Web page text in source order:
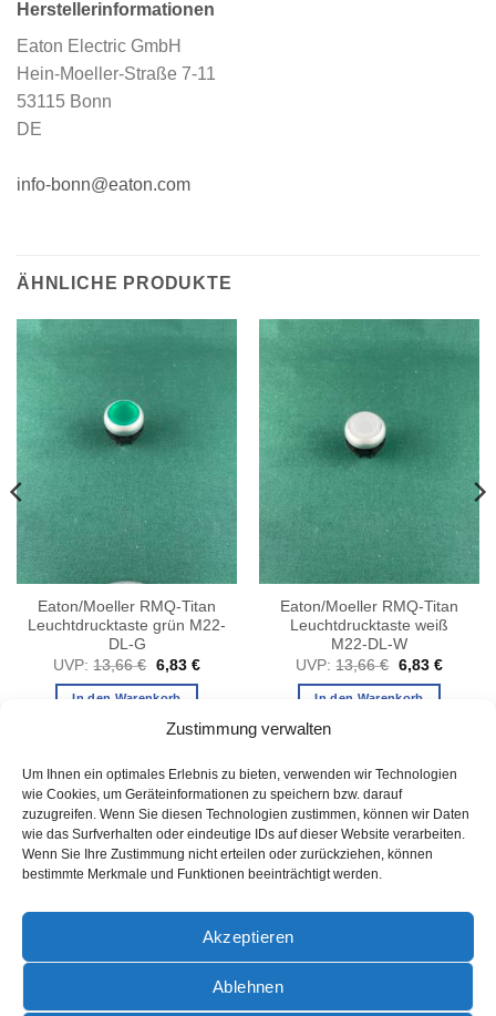
Zustimmung verwalten
Um Ihnen ein optimales Erlebnis zu bieten, verwenden wir Technologien
wie Cookies, um Geräteinformationen zu speichern bzw. darauf
zuzugreifen. Wenn Sie diesen Technologien zustimmen, können wir Daten
wie das Surfverhalten oder eindeutige IDs auf dieser Website verarbeiten.
Wenn Sie Ihre Zustimmung nicht erteilen oder zurückziehen, können
bestimmte Merkmale und Funktionen beeinträchtigt werden.
Akzeptieren
Ablehnen
Herstellerinformationen
Eaton Electric GmbH
Hein-Moeller-Straße 7-11
53115 Bonn
DE
info-bonn@eaton.com
ÄHNLICHE PRODUKTE
Eaton/Moeller RMQ-Titan
Leuchtdrucktaste grün M22-
DL-G
UVP: 13,66€ Ursprünglicher
Preis
war:
6,83 €Aktueller
In den Warenkorb
Eaton/Moeller RMQ-Titan
Leuchtdrucktaste weiß
M22-DL-W
UVP: 13,66€
Preis
war:
6,83 €
In den Warenkorb
PayPal Rechung